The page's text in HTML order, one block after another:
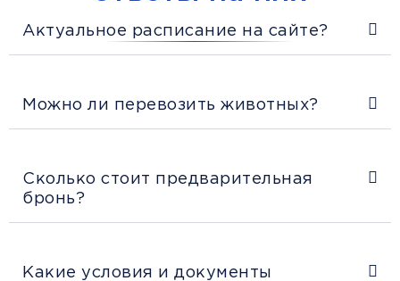
Актуальное расписание на сайте?
Можно ли перевозить животных?
Сколько стоит предварительная
бронь?
Какие условия и документы